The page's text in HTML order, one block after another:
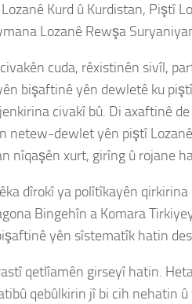
Kurd û Kurdistan, Piştî
Lozanê Rewşa
cuda, rêxistinên sivîl,
bişaftinê yên dewletê ku
civakî bû. Di axaftinê
netew-dewlet yên piştî
nîqaşên xurt, girîng û rojane
dîrokî ya polîtîkayên
Bingehîn a Komara
yên sîstematîk hatin
qetlîamên girseyî hatin.
qebûlkirin jî bi cih nehatin